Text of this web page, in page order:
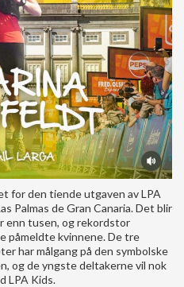
for den tiende utgaven av LPA
Palmas de Gran Canaria. Det blir
enn tusen, og rekordstor
påmeldte kvinnene. De tre
har målgang på den symbolske
og de yngste deltakerne vil nok
LPA Kids.